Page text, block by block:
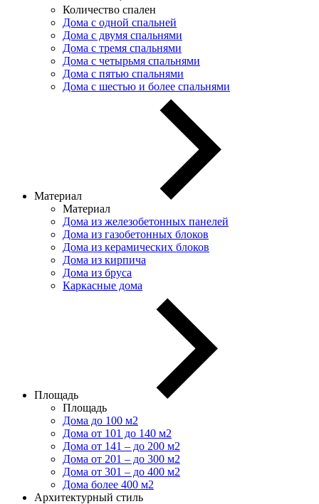
Количество спален
Дома с одной спальней
Дома с двумя спальнями
Дома с тремя спальнями
Дома с четырьмя спальнями
Дома с пятью спальнями
Дома с шестью и более спальнями
Материал
Материал
Дома из железобетонных панелей
Дома из газобетонных блоков
Дома из керамических блоков
Дома из кирпича
Дома из бруса
Каркасные дома
Площадь
Площадь
Дома до 100 м2
Дома от 101 до 140 м2
Дома от 141 – до 200 м2
Дома от 201 – до 300 м2
Дома от 301 – до 400 м2
Дома более 400 м2
Архитектурный стиль